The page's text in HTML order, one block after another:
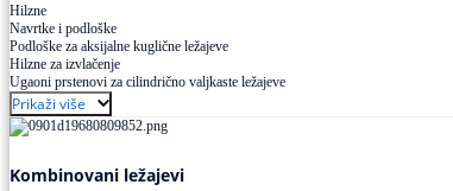
Hilzne
Navrtke i podloške
Podloške za aksijalne kuglične ležajeve
Hilzne za izvlačenje
Ugaoni prstenovi za cilindrično valjkaste ležajeve
Prikaži više
Kombinovani ležajevi